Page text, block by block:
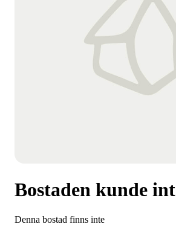
Bostaden kunde
Denna bostad finns inte